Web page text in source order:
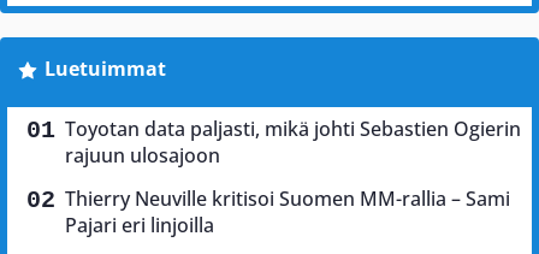
Luetuimmat
Toyotan data paljasti, mikä johti Sebastien Ogierin
rajuun ulosajoon
Thierry Neuville kritisoi Suomen MM-rallia – Sami
Pajari eri linjoilla